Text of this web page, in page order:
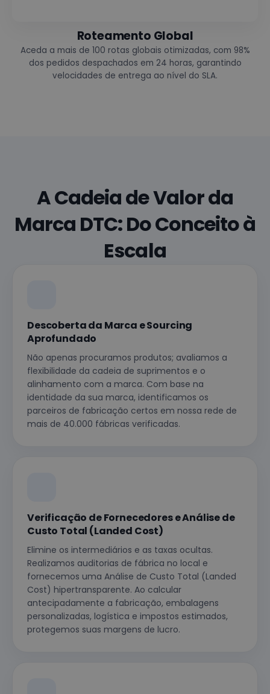
Roteamento Global
Aceda a mais de 100 rotas globais otimizadas, com 98%
dos pedidos despachados em 24 horas, garantindo
velocidades de entrega ao nível do SLA.
A Cadeia de Valor da
Marca DTC: Do Conceito à
Escala
Descoberta da Marca e Sourcing
Aprofundado
Não apenas procuramos produtos; avaliamos a
flexibilidade da cadeia de suprimentos e o
alinhamento com a marca. Com base na
identidade da sua marca, identificamos os
parceiros de fabricação certos em nossa rede de
mais de 40.000 fábricas verificadas.
Verificação de Fornecedores e Análise de
Custo Total (Landed Cost)
Elimine os intermediários e as taxas ocultas.
Realizamos auditorias de fábrica no local e
fornecemos uma Análise de Custo Total (Landed
Cost) hipertransparente. Ao calcular
antecipadamente a fabricação, embalagens
personalizadas, logística e impostos estimados,
protegemos suas margens de lucro.